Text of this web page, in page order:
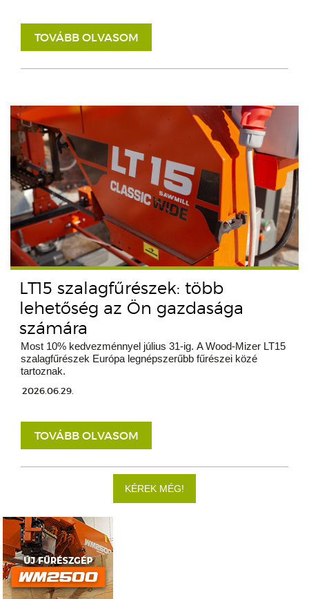
TOVÁBB OLVASOM
LT15 szalagfűrészek: több
lehetőség az Ön gazdasága
számára
Most 10% kedvezménnyel július 31-ig. A Wood-Mizer LT15
szalagfűrészek Európa legnépszerűbb fűrészei közé
tartoznak.
2026.06.29.
TOVÁBB OLVASOM
KÉREK MÉG!